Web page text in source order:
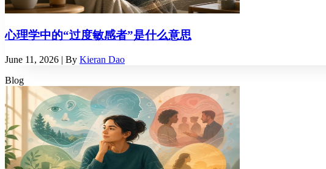
心理学中的“过度敏感者”是什么意思
June 11, 2026 | By Kieran Dao
Blog